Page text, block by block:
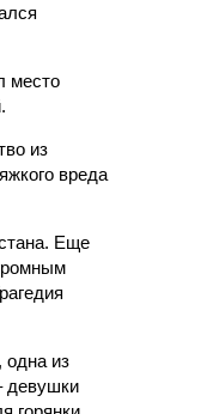
место
из
вреда
Еще
одна из
девушки